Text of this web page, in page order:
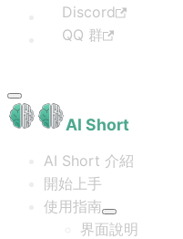
Discord
QQ 群
AI Short
AI Short 介紹
開始上手
使用指南
界面說明